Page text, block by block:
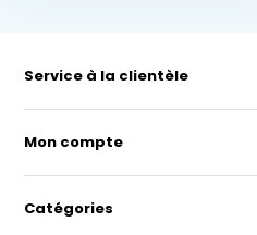
Service à la clientèle
Mon compte
Catégories